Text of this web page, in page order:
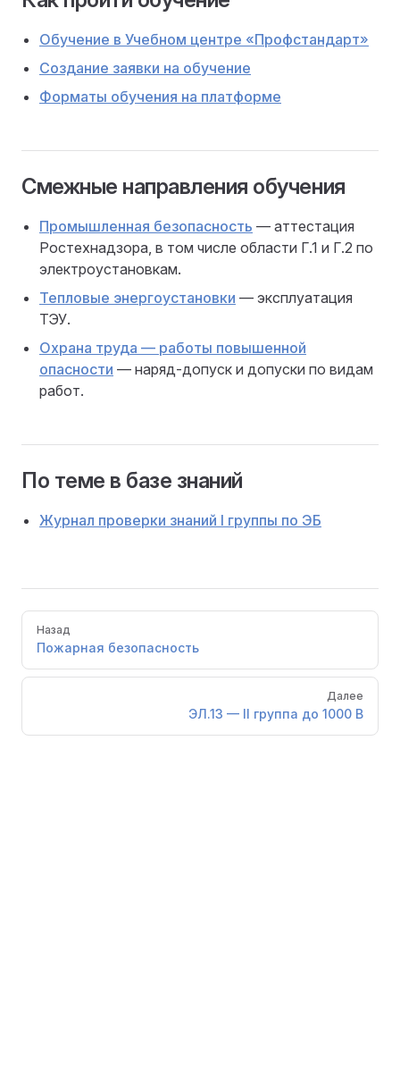
Обучение в Учебном центре «Профстандарт»
Создание заявки на обучение
Форматы обучения на платформе
Смежные направления обучения
Промышленная безопасность — аттестация
Ростехнадзора, в том числе области Г.1 и Г.2 по
электроустановкам.
Тепловые энергоустановки — эксплуатация
ТЭУ.
Охрана труда — работы повышенной
опасности — наряд-допуск и допуски по видам
работ.
По теме в базе знаний
Журнал проверки знаний I группы по ЭБ
Pager
Назад
Пожарная безопасность
Далее
ЭЛ.13 — II группа до 1000 В